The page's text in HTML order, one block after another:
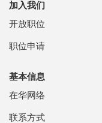
加入我们
开放职位
职位申请
基本信息
在华网络
联系方式